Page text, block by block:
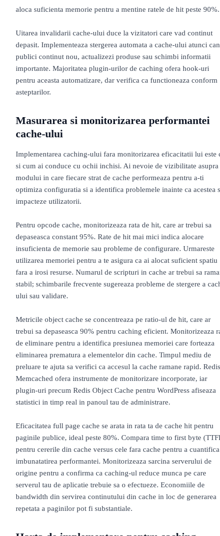
aloca suficienta memorie pentru a mentine ratele de hit peste 90%.
Uitarea invalidarii cache-ului duce la vizitatori care vad continut
depasit. Implementeaza stergerea automata a cache-ului atunci
publici continut nou, actualizezi produse sau schimbi informatii
importante. Majoritatea plugin-urilor de caching ofera hook-uri
pentru aceasta automatizare, dar verifica ca functioneaza conform
asteptarilor.
Masurarea si monitorizarea performantei
cache-ului
Implementarea caching-ului fara monitorizarea eficacitatii lui este
si cum ai conduce cu ochii inchisi. Ai nevoie de vizibilitate asupra
modului in care fiecare strat de cache performeaza pentru a-ti
optimiza configuratia si a identifica problemele inainte ca acestea
impacteze utilizatorii.
Pentru opcode cache, monitorizeaza rata de hit, care ar trebui sa
depaseasca constant 95%. Rate de hit mai mici indica alocare
insuficienta de memorie sau probleme de configurare. Urmareste
utilizarea memoriei pentru a te asigura ca ai alocat suficient spatiu
fara a irosi resurse. Numarul de scripturi in cache ar trebui sa
stabil; schimbarile frecvente sugereaza probleme de stergere a
ului sau validare.
Metricile object cache se concentreaza pe ratio-ul de hit, care ar
trebui sa depaseasca 90% pentru caching eficient. Monitorizeaza
de eliminare pentru a identifica presiunea memoriei care forteaza
eliminarea prematura a elementelor din cache. Timpul mediu de
preluare te ajuta sa verifici ca accesul la cache ramane rapid.
Memcached ofera instrumente de monitorizare incorporate, iar
plugin-uri precum Redis Object Cache pentru WordPress afiseaza
statistici in timp real in panoul tau de administrare.
Eficacitatea full page cache se arata in rata ta de cache hit pentru
paginile publice, ideal peste 80%. Compara time to first byte
pentru cererile din cache versus cele fara cache pentru a cuantifica
imbunatatirea performantei. Monitorizeaza sarcina serverului de
origine pentru a confirma ca caching-ul reduce munca pe care
serverul tau de aplicatie trebuie sa o efectueze. Economiile de
bandwidth din servirea continutului din cache in loc de generarea
repetata a paginilor pot fi substantiale.